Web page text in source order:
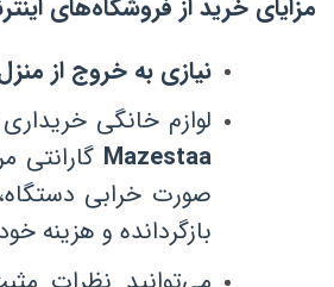
مزایای خرید از فروشگاه‌های
نیازی به خروج از
لوازم خانگی
Mazestaa گارانتی
صورت خرابی
بازگردانده و هزینه